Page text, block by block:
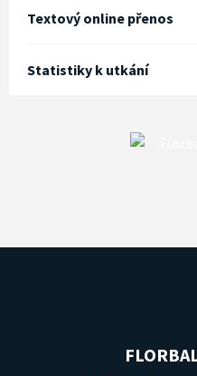
Textový online přenos
Statistiky k utkání